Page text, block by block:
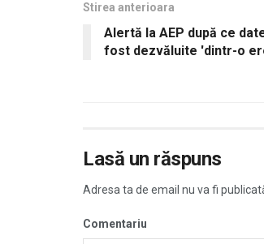
Stirea anterioara
Alertă la AEP după ce
fost dezvăluite 'dintr-o
Lasă un răspuns
Adresa ta de email nu va fi
Comentariu